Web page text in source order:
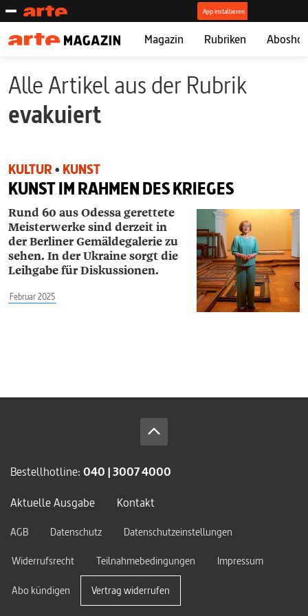
Magazin Rubriken
Alle Artikel aus der Rubrik
evakuiert
KULTUR • KUNST
KUNST IM RAHMEN DES KRIEGES
Rund 60 aus Odessa gerettete
Meister­werke sind derzeit in
der Berliner Gemäldegalerie zu
sehen. In der Ukraine sorgt die
Leihgabe für Diskussionen.
Februar 2025
Bestellhotline: 040 | 3007 4000
Aktuelle Ausgabe
Kontakt
AGB Datenschutz
Datenschutzeinstellungen
Widerrufsrecht
Teilnahmebedingungen Impressum
Abo kündigen Vertrag widerrufen